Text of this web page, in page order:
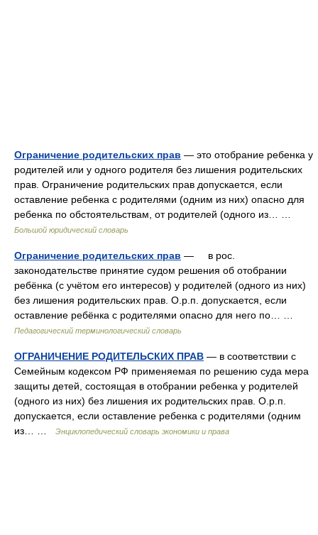
Ограничение родительских прав — это отобрание ребенка у
родителей или у одного родителя без лишения родительских
прав. Ограничение родительских прав допускается, если
оставление ребенка с родителями (одним из них) опасно для
ребенка по обстоятельствам, от родителей (одного из… …
Большой юридический словарь
Ограничение родительских прав — в рос.
законодательстве принятие судом решения об отобрании
ребёнка (с учётом его интересов) у родителей (одного из них)
без лишения родительских прав. О.р.п. допускается, если
оставление ребёнка с родителями опасно для него по… …
Педагогический терминологический словарь
ОГРАНИЧЕНИЕ РОДИТЕЛЬСКИХ ПРАВ — в соответствии с
Семейным кодексом РФ применяемая по решению суда мера
защиты детей, состоящая в отобрании ребенка у родителей
(одного из них) без лишения их родительских прав. О.р.п.
допускается, если оставление ребенка с родителями (одним
из… …
Энциклопедический словарь экономики и права